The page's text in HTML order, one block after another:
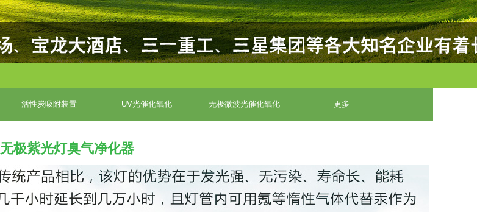
活性炭吸附装置 UV光催化氧化 无极微波光催化氧化 更多
无极紫光灯臭气净化器